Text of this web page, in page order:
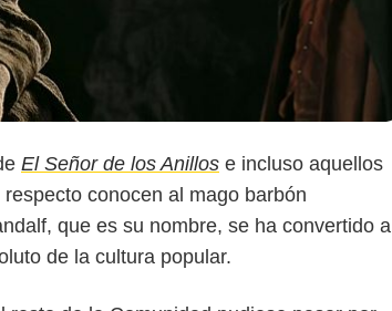
El Señor de los Anillos e incluso aquellos
conocen al mago barbón
que es su nombre, se ha convertido a
de la cultura popular.